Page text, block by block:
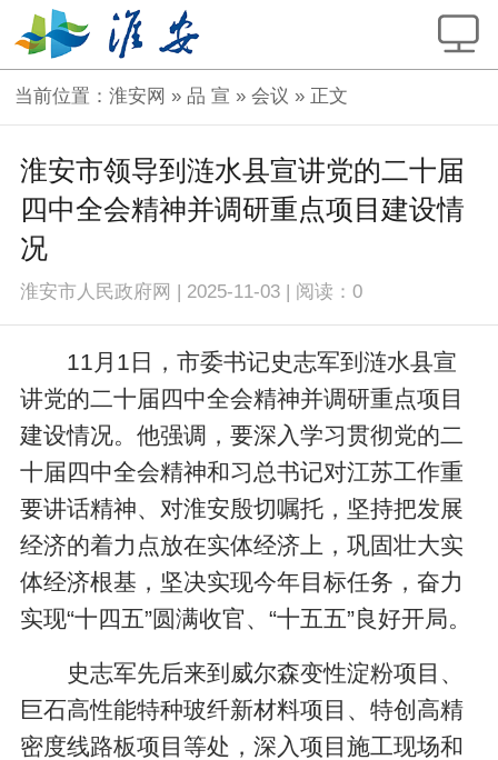
当前位置：淮安网 » 品 宣 »会议 » 正文
淮安市领导到涟水县宣讲党的二十届
四中全会精神并调研重点项目建设情
况
淮安市人民政府网 | 2025-11-03 | 阅读：0
11月1日，市委书记史志军到涟水县宣
讲党的二十届四中全会精神并调研重点项目
建设情况。他强调，要深入学习贯彻党的二
十届四中全会精神和习总书记对江苏工作重
要讲话精神、对淮安殷切嘱托，坚持把发展
经济的着力点放在实体经济上，巩固壮大实
体经济根基，坚决实现今年目标任务，奋力
实现“十四五”圆满收官、“十五五”良好开局。
史志军先后来到威尔森变性淀粉项目、
巨石高性能特种玻纤新材料项目、特创高精
密度线路板项目等处，深入项目施工现场和